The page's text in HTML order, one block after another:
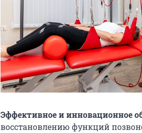
Эффективное и инновационное
восстановлению функций